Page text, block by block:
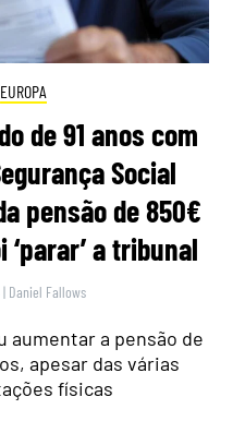
EUROPA
de 91 anos com
Social
pensão de 850€
a tribunal
| Daniel Fallows
aumentar a pensão de
apesar das várias
físicas